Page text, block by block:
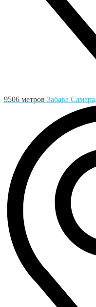
9506 метров Забава